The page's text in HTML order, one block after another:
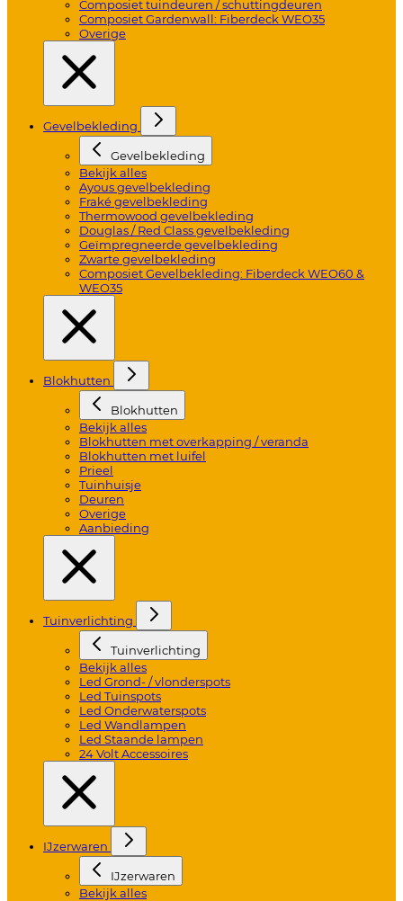
Composiet tuindeuren / schuttingdeuren
Composiet Gardenwall: Fiberdeck WEO35
Overige
Gevelbekleding
Gevelbekleding
Bekijk alles
Ayous gevelbekleding
Fraké gevelbekleding
Thermowood gevelbekleding
Douglas / Red Class gevelbekleding
Geïmpregneerde gevelbekleding
Zwarte gevelbekleding
Composiet Gevelbekleding: Fiberdeck WEO60 &
WEO35
Blokhutten
Blokhutten
Bekijk alles
Blokhutten met overkapping / veranda
Blokhutten met luifel
Prieel
Tuinhuisje
Deuren
Overige
Aanbieding
Tuinverlichting
Tuinverlichting
Bekijk alles
Led Grond- / vlonderspots
Led Tuinspots
Led Onderwaterspots
Led Wandlampen
Led Staande lampen
24 Volt Accessoires
IJzerwaren
IJzerwaren
Bekijk alles